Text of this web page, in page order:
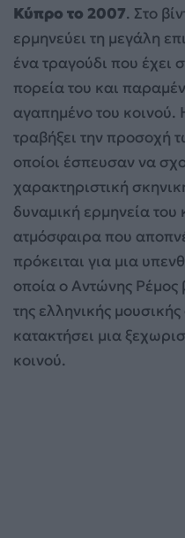
Κύπρο το 2007. Στο
ερμηνεύει τη μεγάλη
ένα τραγούδι που έχει
πορεία του και
αγαπημένο του
τραβήξει την προσοχή
οποίοι έσπευσαν να
χαρακτηριστική
δυναμική ερμηνεία του
ατμόσφαιρα που
πρόκειται για μια
οποία ο Αντώνης
της ελληνικής
κατακτήσει μια
κοινού.